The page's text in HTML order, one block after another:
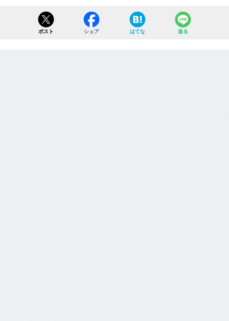
ポスト シェア はてな 送る